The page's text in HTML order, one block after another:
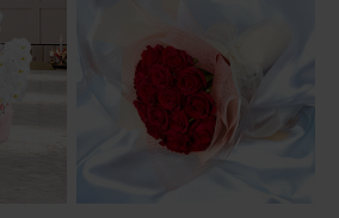
あり、プレゼントしました。 可愛い
🌸🌸
ク) Sサイズ Happy Birthday カード付